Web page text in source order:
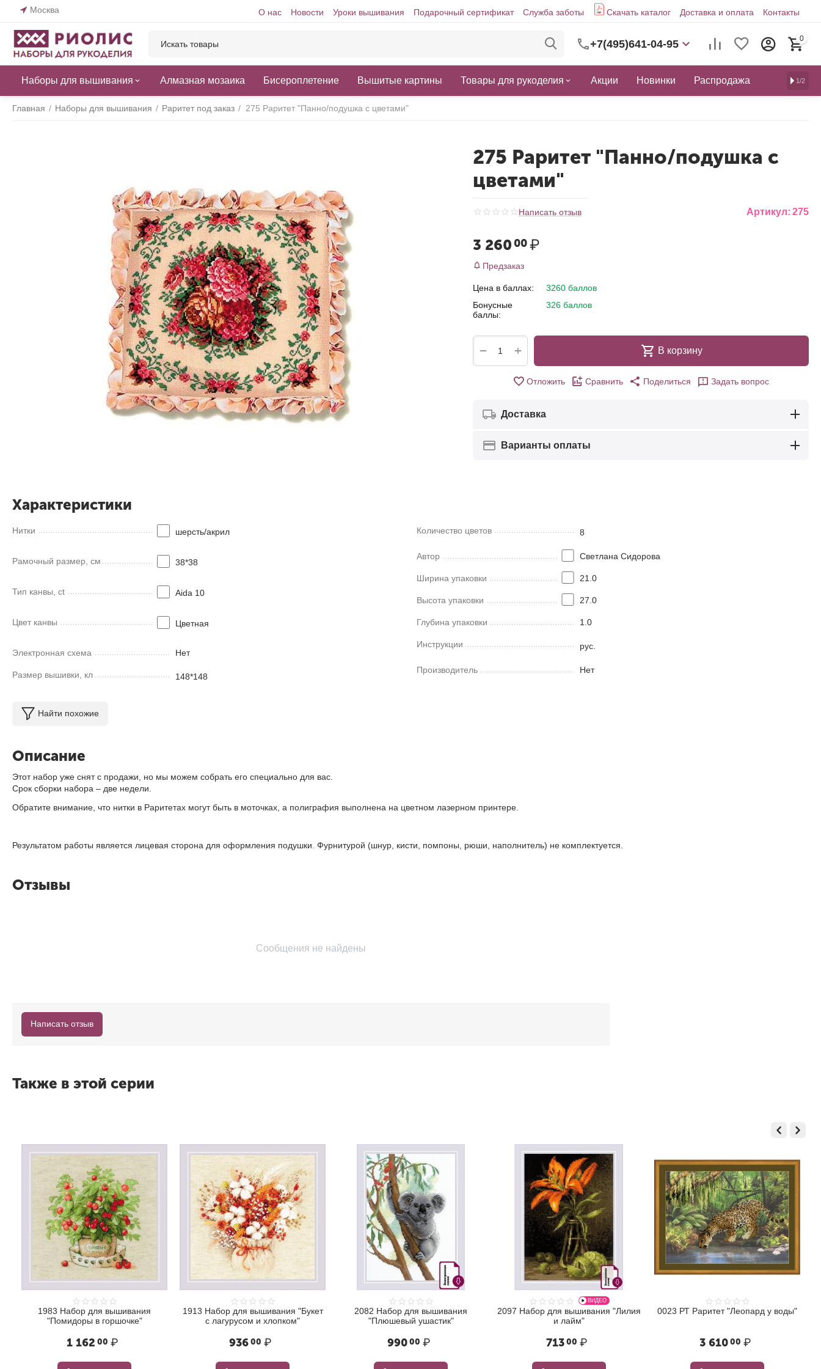
Москва О нас Новости Уроки вышивания Подарочный сертификат Служба заботы Скачать каталог Доставка и оплата Контакты
+7(495)641-04-95 0
Наборы для вышивания Алмазная мозаика Бисероплетение Вышитые картины Товары для рукоделия Акции Новинки Распродажа 1/2
Главная / Наборы для вышивания / Раритет под заказ / 275 Раритет "Панно/подушка с цветами"
275 Раритет "Панно/подушка с
цветами"
Написать отзыв Артикул: 275
3 260 00₽
Предзаказ
Цена в баллах:
3260 баллов
Бонусные
баллы:
326 баллов
+
− В корзину
Отложить Сравнить Поделиться Задать вопрос
Доставка
Варианты оплаты
Характеристики
Нитки шерсть/акрил
Рамочный размер, см 38*38
Тип канвы, ct Aida 10
Цвет канвы Цветная
Электронная схема Нет
Размер вышивки, кл 148*148
Количество цветов 8
Автор Светлана Сидорова
Ширина упаковки 21.0
Высота упаковки 27.0
Глубина упаковки 1.0
Инструкции рус.
Производитель Нет
Найти похожие
Описание
Этот набор уже снят с продажи, но мы можем собрать его специально для вас.
Срок сборки набора – две недели.
Обратите внимание, что нитки в Раритетах могут быть в моточках, а полиграфия выполнена на цветном лазерном принтере.
Результатом работы является лицевая сторона для оформления подушки. Фурнитурой (шнур, кисти, помпоны, рюши, наполнитель) не комплектуется.
Отзывы
Сообщения не найдены
Написать отзыв
Также в этой серии
1983 Набор для вышивания
"Помидоры в горшочке"
1 162 00 ₽
1913 Набор для вышивания "Букет
с лагурусом и хлопком"
93600 ₽
2082 Набор для вышивания
"Плюшевый ушастик"
990 00 ₽
ВИДЕО
2097 Набор для вышивания "Лилия
и лайм"
71300 ₽
0023 РТ Раритет "Леопард у воды"
3 610 00 ₽